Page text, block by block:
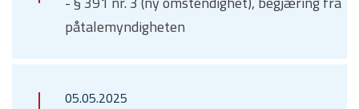
påtalemyndigheten
05.05.2025